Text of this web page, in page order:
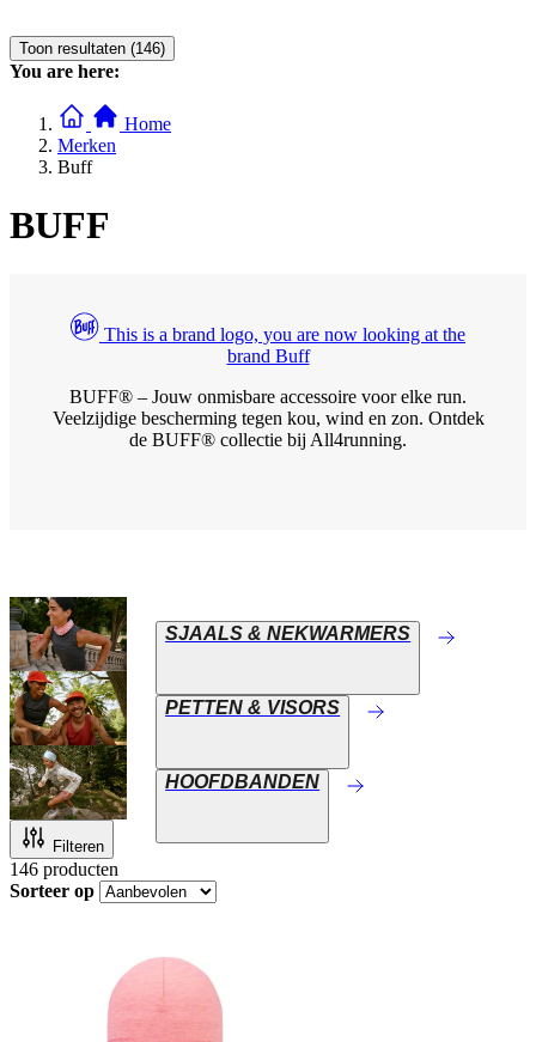
Toon resultaten (146)
You are here:
Home
Merken
Buff
BUFF
This is a brand logo, you are now looking at the
brand Buff
BUFF® – Jouw onmisbare accessoire voor elke run.
Veelzijdige bescherming tegen kou, wind en zon. Ontdek
de BUFF® collectie bij All4running.
SJAALS & NEKWARMERS
PETTEN & VISORS
HOOFDBANDEN
Filteren
146 producten
Sorteer op